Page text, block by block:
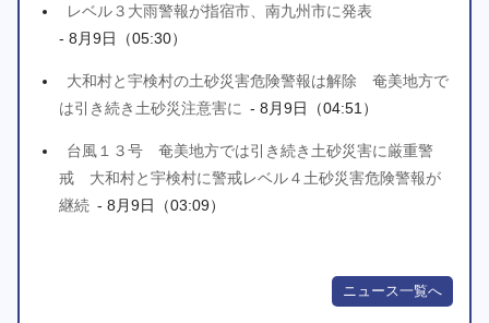
レベル３大雨警報が指宿市、南九州市に発表
- 8月9日（05:30）
大和村と宇検村の土砂災害危険警報は解除 奄美地方で
は引き続き土砂災注意害に - 8月9日（04:51）
台風１３号 奄美地方では引き続き土砂災害に厳重警
戒 大和村と宇検村に警戒レベル４土砂災害危険警報が
継続 - 8月9日（03:09）
ニュース一覧へ